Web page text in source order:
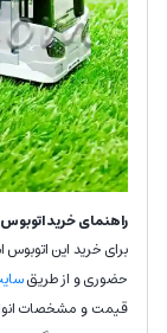
راهنمای خرید
برای خرید این
حضوری و از طریق
قیمت و مشخصات